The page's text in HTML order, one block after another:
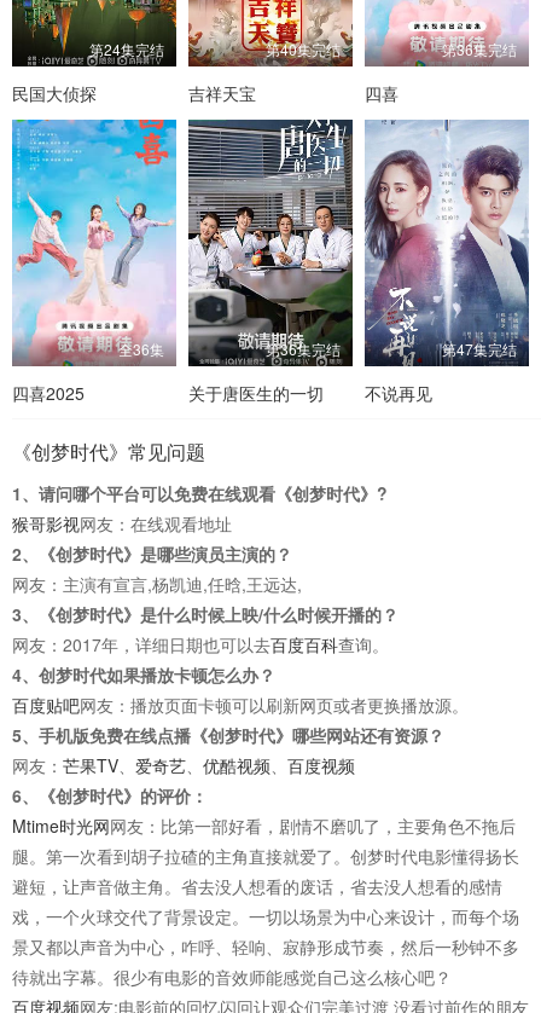
第24集完结
民国大侦探
第40集完结
吉祥天宝
第36集完结
四喜
全36集
四喜2025
第36集完结
关于唐医生的一切
第47集完结
不说再见
《创梦时代》常见问题
1、请问哪个平台可以免费在线观看《创梦时代》?
猴哥影视网友：在线观看地址
2、《创梦时代》是哪些演员主演的？
网友：主演有宣言,杨凯迪,任晗,王远达,
3、《创梦时代》是什么时候上映/什么时候开播的？
网友：2017年，详细日期也可以去百度百科查询。
4、创梦时代如果播放卡顿怎么办？
百度贴吧网友：播放页面卡顿可以刷新网页或者更换播放源。
5、手机版免费在线点播《创梦时代》哪些网站还有资源？
网友： 芒果TV 爱奇艺 优酷视频
百度视频
6、《创梦时代》的评价：
Mtime时光网网友：比第一部好看，剧情不磨叽了，主要角色不拖后
腿。第一次看到胡子拉碴的主角直接就爱了。创梦时代电影懂得扬长
避短，让声音做主角。省去没人想看的废话，省去没人想看的感情
戏，一个火球交代了背景设定。一切以场景为中心来设计，而每个场
景又都以声音为中心，咋呼、轻响、寂静形成节奏，然后一秒钟不多
待就出字幕。很少有电影的音效师能感觉自己这么核心吧？
百度视频网友:电影前的回忆闪回让观众们完美过渡 没看过前作的朋友